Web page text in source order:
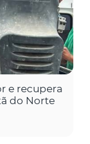
e recupera
do Norte